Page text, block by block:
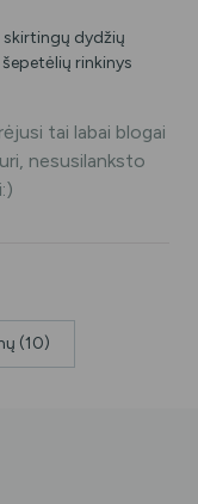
skirtingų dydžių
rinkinys
tai labai blogai
nesusilanksto
(10)